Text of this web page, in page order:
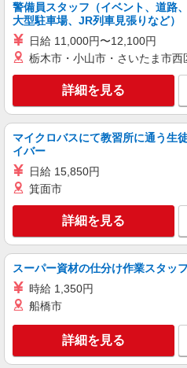
派遣社員
株式会社シエロ
人気機種に詳し
【softbank】
時給1400円
残業代支給 ★交通
+゜・。○。・゜
万円支給(規定有) お友達を紹介頂くと, インセンテ
ィブ支給(規定有) ★月2回払い・週払い可能（規程
有）★ ゜・。○
熊本県上益城
派遣社員
株式会社シエロ
【楽天モバイル
時給1650円
残業代支給 ★交通
+゜・。○。・゜+
有）★ ゜・。○
熊本県上益城
紹介予定派遣
株式会社シエロ
警備員スタッフ（イベント、道路、
大型駐車場、JR列車見張りなど）
日給 11,000円〜12,100円
栃木市・小山市・さいたま市
詳細を見る
マイクロバスにて教習所に通う生
イバー
日給 15,850円
箕面市
詳細を見る
スーパー資材の仕分け作業スタッフ
時給 1,350円
船橋市
詳細を見る